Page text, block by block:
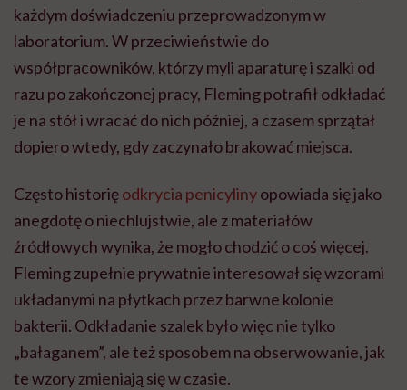
każdym doświadczeniu przeprowadzonym w
laboratorium. W przeciwieństwie do
współpracowników, którzy myli aparaturę i szalki od
razu po zakończonej pracy, Fleming potrafił odkładać
je na stół i wracać do nich później, a czasem sprzątał
dopiero wtedy, gdy zaczynało brakować miejsca.
Często historięodkrycia penicylinyopowiada się jako
anegdotę o niechlujstwie, ale z materiałów
źródłowych wynika, że mogło chodzić o coś więcej.
Fleming zupełnie prywatnie interesował się wzorami
układanymi na płytkach przez barwne kolonie
bakterii. Odkładanie szalek było więc nie tylko
„bałaganem”, ale też sposobem na obserwowanie, jak
te wzory zmieniają się w czasie.